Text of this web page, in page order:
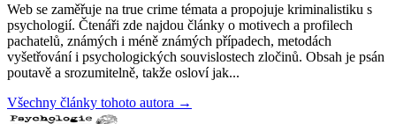
Web se zaměřuje na true crime témata a propojuje kriminalistiku s
psychologií. Čtenáři zde najdou články o motivech a profilech
pachatelů, známých i méně známých případech, metodách
vyšetřování i psychologických souvislostech zločinů. Obsah je psán
poutavě a srozumitelně, takže osloví jak...
Všechny články tohoto autora →